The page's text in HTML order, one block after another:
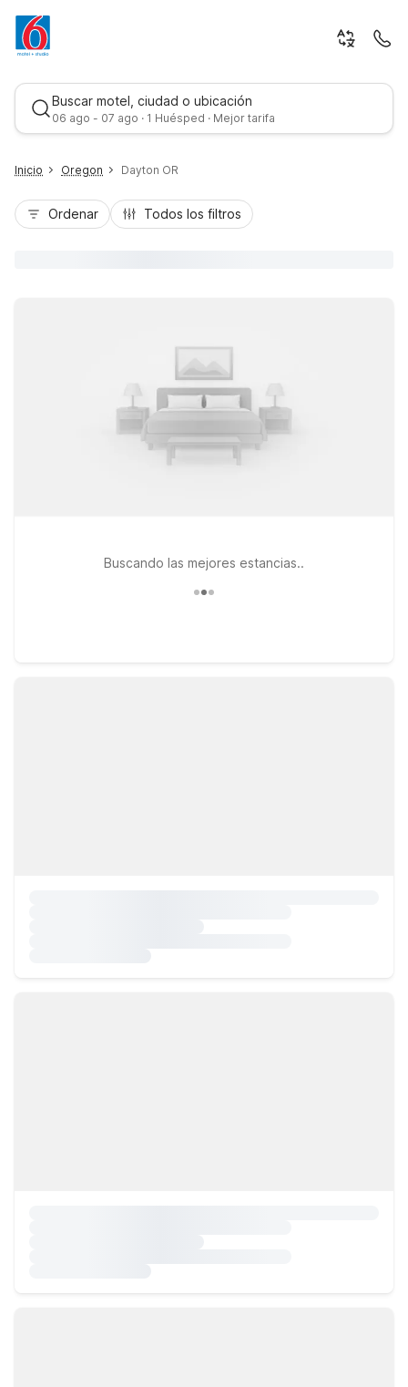
Buscar motel, ciudad o ubicación
06 ago - 07 ago · 1 Huésped · Mejor tarifa
Inicio Oregon Dayton OR
Ordenar Todos los filtros
Buscando las mejores estancias..